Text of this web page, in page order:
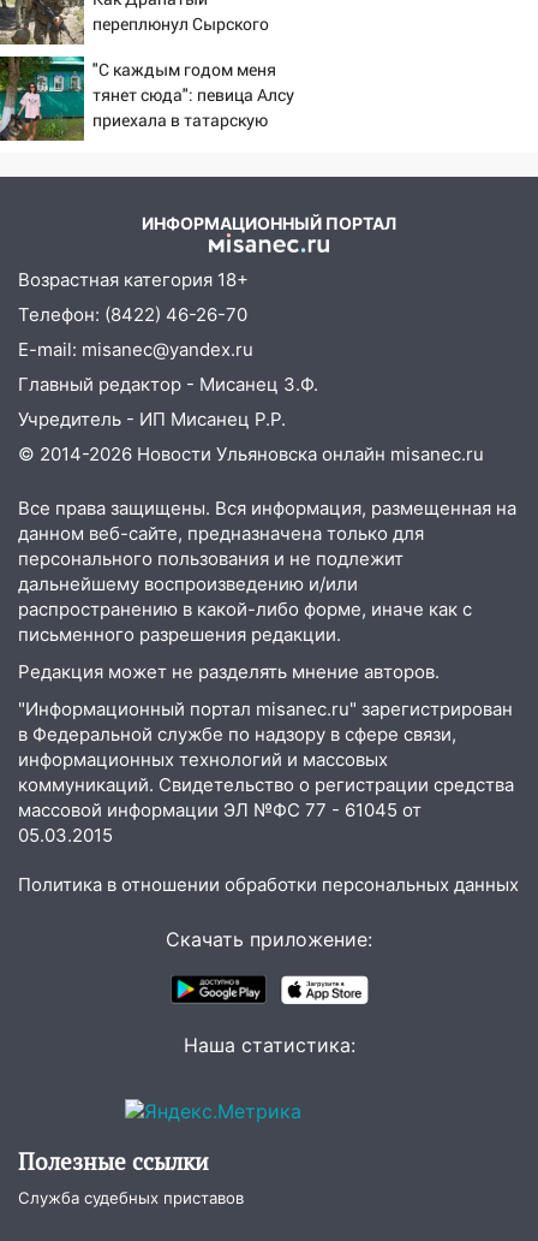
11:16
доску декабристу Кондратию Рылееву
10:40
В Ульяновске спасатели ночью
нашли потерявшегося в заброшенных
садах 79-летнего мужчину
На нескольких улицах Ульяновска
временно отключили холодную воду
10:14 В Ульяновске двоих участников
коррупционной схемы при ЦГКБ
отправили в колонию на 7 и 8 лет
09:52 Ночью беспилотники сбили над
соседними Татарстаном и Саратовской
областью
Бога в СИЗО
09:35 В Ульяновске директора фирмы
будут судить за неуплату налогов на 48
млн рублей
08:22 Подросток на питбайке сбил
велосипедистку: пострадали двое
07:20 Жара возвращается: ожидается
знойный и сухой четверг
06:00 Под Ульяновском при развороте
пострадал 38-летний водитель
иномарки
05:00
«Каждая пятая женщина и каждый
алопецией»: врач рассказал, чем может
быть вызвано облысение и как с этим
Гороскоп на 7 августа: пятница
отличные шансы исправить старые
06.08.2026
23:20 Прогноз погоды на 7 августа в
переплюнул Сырского
"С каждым годом меня
тянет сюда": певица Алсу
приехала в татарскую
ИНФОРМАЦИОННЫЙ ПОРТАЛ
Возрастная категория 18+
Телефон: (8422) 46-26-70
E-mail: misanec@yandex.ru
Главный редактор - Мисанец З.Ф.
Учредитель - ИП Мисанец Р.Р.
© 2014-2026 Новости Ульяновска онлайн misanec.ru
Все права защищены. Вся информация, размещенная на
данном веб-сайте, предназначена только для
персонального пользования и не подлежит
дальнейшему воспроизведению и/или
распространению в какой-либо форме, иначе как с
письменного разрешения редакции.
Редакция может не разделять мнение авторов.
"Информационный портал misanec.ru" зарегистрирован
в Федеральной службе по надзору в сфере связи,
информационных технологий и массовых
коммуникаций. Свидетельство о регистрации средства
массовой информации ЭЛ №ФС 77 - 61045 от
05.03.2015
Политика в отношении обработки персональных данных
Скачать приложение:
Наша статистика:
Полезные ссылки
Служба судебных приставов